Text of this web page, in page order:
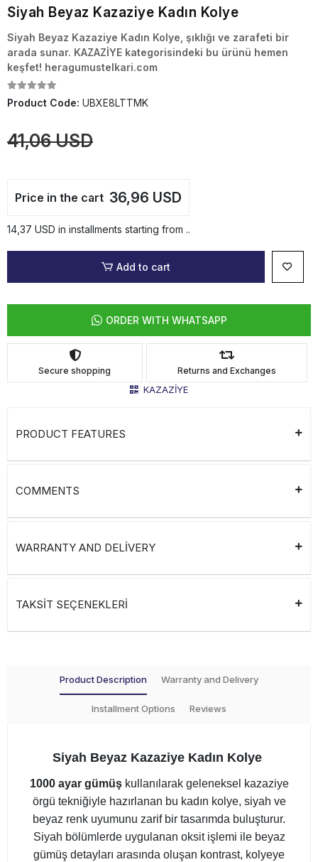
Siyah Beyaz Kazaziye Kadın Kolye
Siyah Beyaz Kazaziye Kadın Kolye, şıklığı ve zarafeti bir
arada sunar. KAZAZİYE kategorisindeki bu ürünü hemen
keşfet! heragumustelkari.com
Product Code: UBXE8LTTMK
41,06 USD
Price in the cart 36,96 USD
14,37 USD in installments starting from ..
Add to cart
ORDER WITH WHATSAPP
Secure shopping Returns and Exchanges
KAZAZİYE
PRODUCT FEATURES
COMMENTS
WARRANTY AND DELİVERY
TAKSİT SEÇENEKLERİ
Product Description Warranty and Delivery
Installment Options Reviews
Siyah Beyaz Kazaziye Kadın Kolye
1000 ayar gümüşkullanılarak geleneksel kazaziye
örgü tekniğiyle hazırlanan bu kadın kolye, siyah ve
beyaz renk uyumunu zarif bir tasarımda buluşturur.
Siyah bölümlerde uygulanan oksit işlemi ile beyaz
gümüş detayları arasında oluşan kontrast, kolyeye